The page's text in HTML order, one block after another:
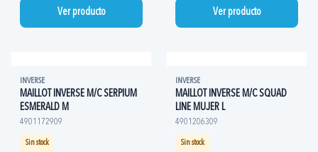
Ver producto Ver producto
INVERSE
MAILLOT INVERSE M/C SERPIUM
ESMERALD M
4901172909
Sin stock
INVERSE
MAILLOT INVERSE M/C SQUAD
LINE MUJER L
4901206309
Sin stock